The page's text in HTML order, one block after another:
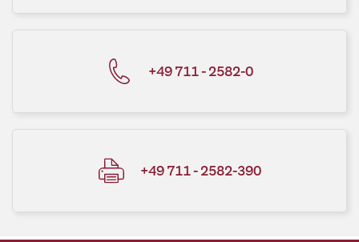
+49 711 - 2582-0
+49 711 - 2582-390